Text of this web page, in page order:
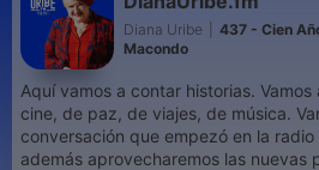
Diana Uribe
437 - Cien
Macondo
Aquí vamos a contar historias.
cine, de paz, de viajes, de música.
conversación que empezó en la
además aprovecharemos las nuevas